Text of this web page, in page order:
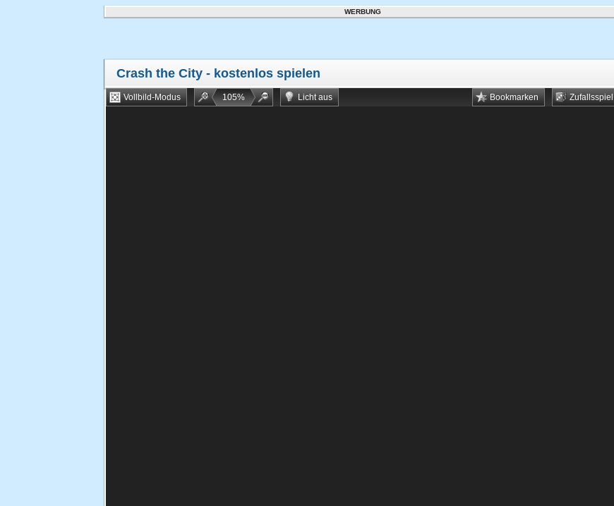
WERBUNG
Crash the City - kostenlos spielen
Vollbild-Modus 105% Licht aus Zufallsspiel
Bookmarken